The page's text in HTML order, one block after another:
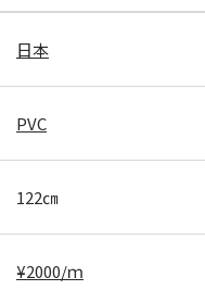
日本
PVC
122㎝
¥2000/ｍ